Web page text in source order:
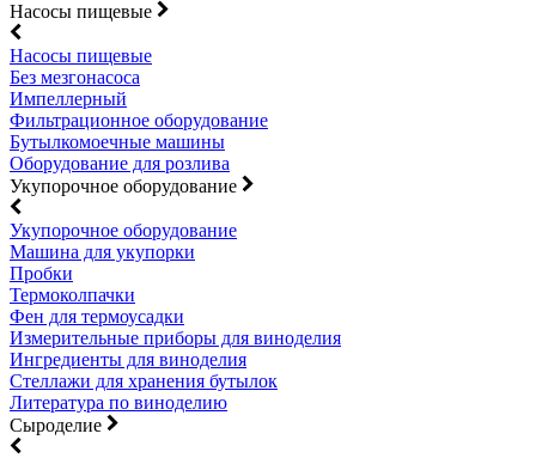
Насосы пищевые
Насосы пищевые
Без мезгонасоса
Импеллерный
Фильтрационное оборудование
Бутылкомоечные машины
Оборудование для розлива
Укупорочное оборудование
Укупорочное оборудование
Машина для укупорки
Пробки
Термоколпачки
Фен для термоусадки
Измерительные приборы для виноделия
Ингредиенты для виноделия
Стеллажи для хранения бутылок
Литература по виноделию
Сыроделие